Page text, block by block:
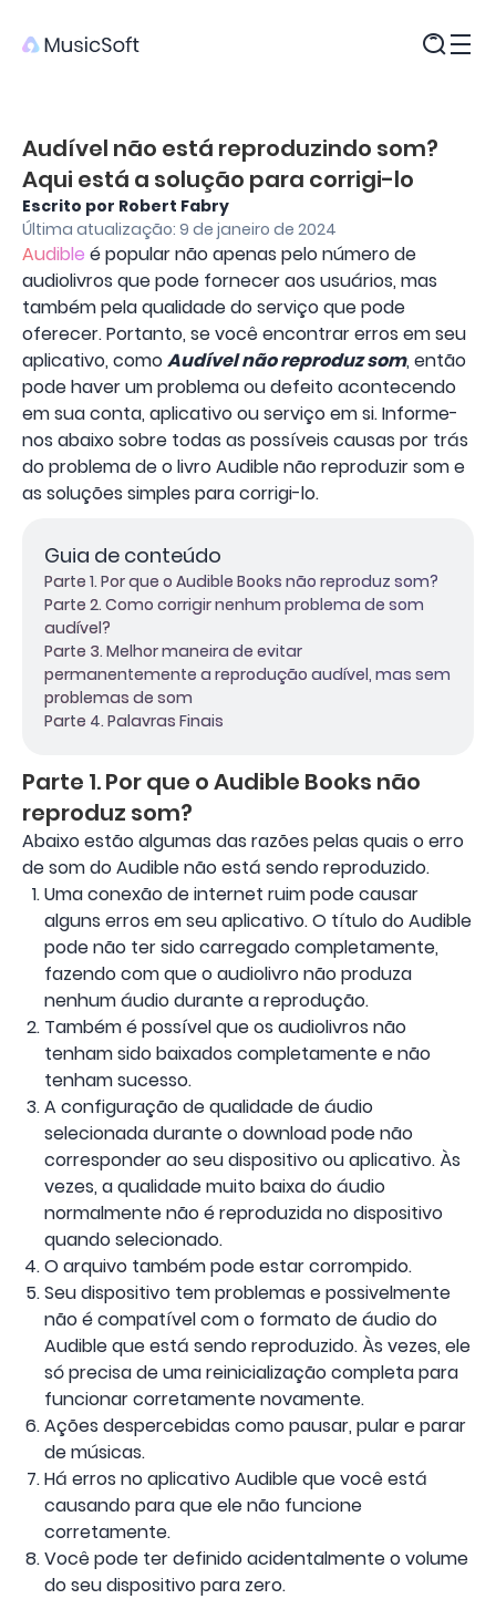
Audível não está reproduzindo som?
Aqui está a solução para corrigi-lo
Escrito por Robert Fabry
Última atualização: 9 de janeiro de 2024
Audible é popular não apenas pelo número de
audiolivros que pode fornecer aos usuários, mas
também pela qualidade do serviço que pode
oferecer. Portanto, se você encontrar erros em seu
aplicativo, comoAudível não reproduz som, então
pode haver um problema ou defeito acontecendo
em sua conta, aplicativo ou serviço em si. Informe-
nos abaixo sobre todas as possíveis causas por trás
do problema de o livro Audible não reproduzir som e
as soluções simples para corrigi-lo.
Guia de conteúdo
Parte 1. Por que o Audible Books não reproduz som?
Parte 2. Como corrigir nenhum problema de som
audível?
Parte 3. Melhor maneira de evitar
permanentemente a reprodução audível, mas sem
problemas de som
Parte 4. Palavras Finais
Parte 1. Por que o Audible Books não
reproduz som?
Abaixo estão algumas das razões pelas quais o erro
de som do Audible não está sendo reproduzido.
Uma conexão de internet ruim pode causar
alguns erros em seu aplicativo. O título do Audible
pode não ter sido carregado completamente,
fazendo com que o audiolivro não produza
nenhum áudio durante a reprodução.
Também é possível que os audiolivros não
tenham sido baixados completamente e não
tenham sucesso.
A configuração de qualidade de áudio
selecionada durante o download pode não
corresponder ao seu dispositivo ou aplicativo. Às
vezes, a qualidade muito baixa do áudio
normalmente não é reproduzida no dispositivo
quando selecionado.
O arquivo também pode estar corrompido.
Seu dispositivo tem problemas e possivelmente
não é compatível com o formato de áudio do
Audible que está sendo reproduzido. Às vezes, ele
só precisa de uma reinicialização completa para
funcionar corretamente novamente.
Ações despercebidas como pausar, pular e parar
de músicas.
Há erros no aplicativo Audible que você está
causando para que ele não funcione
corretamente.
Você pode ter definido acidentalmente o volume
do seu dispositivo para zero.